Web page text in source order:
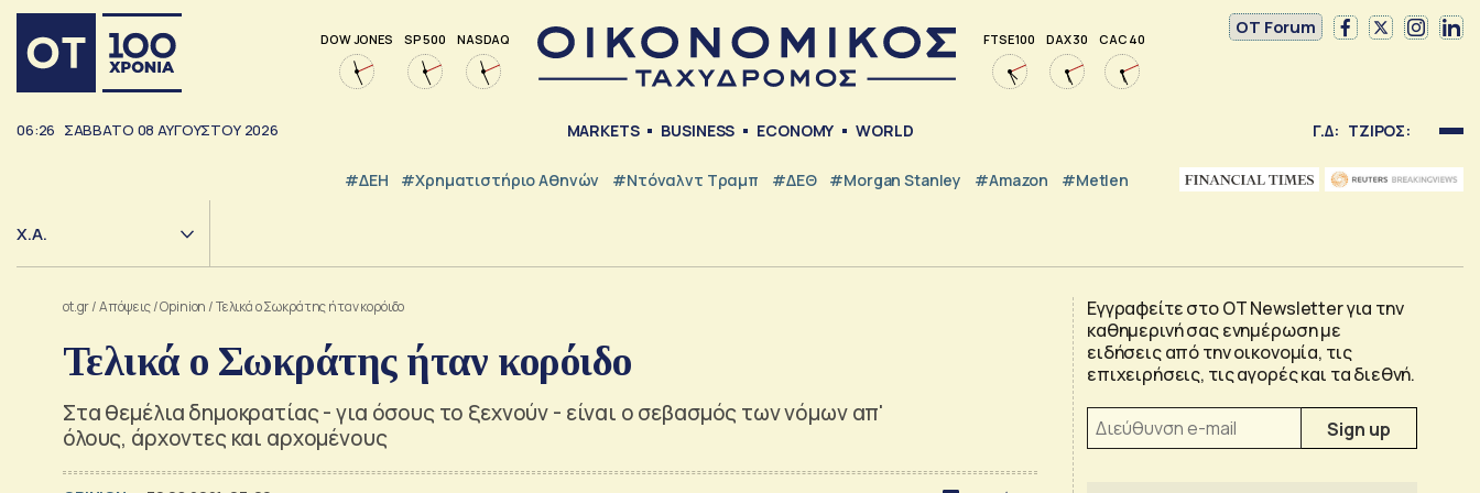
DOW JONES SP 500 NASDAQ FTSE 100 DAX 30 CAC 40
OT Forum
06:26 ΣΑΒΒΑΤΟ 08 ΑΥΓΟΥΣΤΟΥ 2026 MARKETS BUSINESS ECONOMY WORLD Γ.Δ: ΤΖΙΡΟΣ:
#ΔΕΗ #Χρηματιστήριο Αθηνών #Ντόναλντ Τραμπ #ΔΕΘ #Morgan Stanley #Amazon #Metlen
Χ.Α.
ot.gr/Απόψεις/Opinion /Τελικά ο Σωκράτης ήταν κορόιδο
Τελικά ο Σωκράτης ήταν κορόιδο
Στα θεμέλια δημοκρατίας - για όσους το ξεχνούν - είναι ο σεβασμός των νόμων απ'
όλους, άρχοντες και αρχομένους
Εγγραφείτε στο OT Newsletter για την
καθημερινή σας ενημέρωση με
ειδήσεις από την οικονομία, τις
επιχειρήσεις, τις αγορές και τα διεθνή.